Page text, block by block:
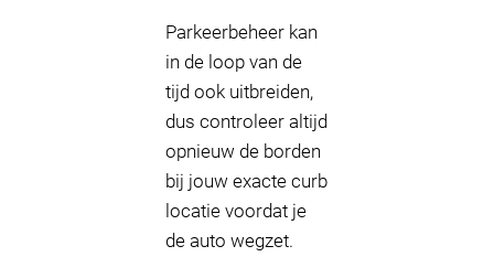
Parkeerbeheer kan
in de loop van de
tijd ook uitbreiden,
dus controleer altijd
opnieuw de borden
bij jouw exacte curb
locatie voordat je
de auto wegzet.